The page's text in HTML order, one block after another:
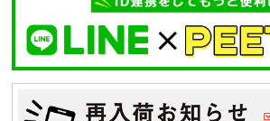
キーワードから探す
価格から探す